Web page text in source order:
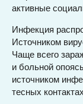
активные
Инфекция
Источником
Чаще всего
и больной
источником
тесных